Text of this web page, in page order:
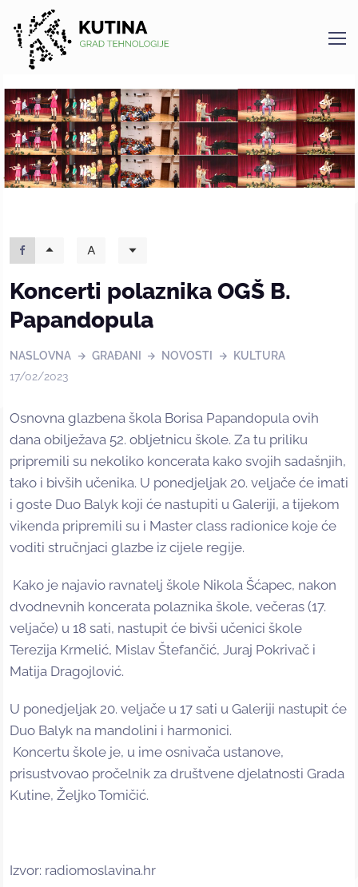
Kutina
Koncerti polaznika OGŠ B.
Papandopula
NASLOVNA GRAĐANI NOVOSTI
KULTURA
17/02/2023
Osnovna glazbena škola Borisa Papandopula ovih
dana obilježava 52. obljetnicu škole. Za tu priliku
pripremili su nekoliko koncerata kako svojih sadašnjih,
tako i bivših učenika. U ponedjeljak 20. veljače će imati
i goste Duo Balyk koji će nastupiti u Galeriji, a tijekom
vikenda pripremili su i Master class radionice koje će
voditi stručnjaci glazbe iz cijele regije.
Kako je najavio ravnatelj škole Nikola Šćapec, nakon
dvodnevnih koncerata polaznika škole, večeras (17.
veljače) u 18 sati, nastupit će bivši učenici škole
Terezija Krmelić, Mislav Štefančić, Juraj Pokrivač i
Matija Dragojlović.
U ponedjeljak 20. veljače u 17 sati u Galeriji nastupit će
Duo Balyk na mandolini i harmonici.
Koncertu škole je, u ime osnivača ustanove,
prisustvovao pročelnik za društvene djelatnosti Grada
Kutine, Željko Tomičić.
Izvor: radiomoslavina.hr